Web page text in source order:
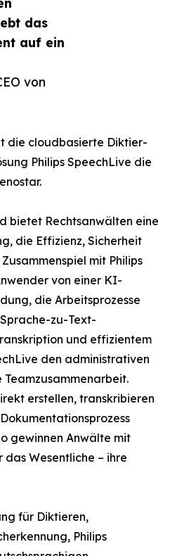
das
auf ein
von
die cloudbasierte Diktier-
Philips SpeechLive die
bietet Rechtsanwälten eine
die Effizienz, Sicherheit
mit Philips
von einer KI-
die Arbeitsprozesse
zu-Text-
und effizientem
den administrativen
erstellen, transkribieren
gewinnen Anwälte mit
Wesentliche – ihre
für Diktieren,
Philips